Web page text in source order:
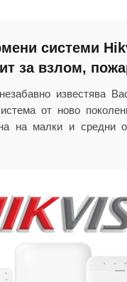
системи
за взлом,
известява
от ново
на малки и средни